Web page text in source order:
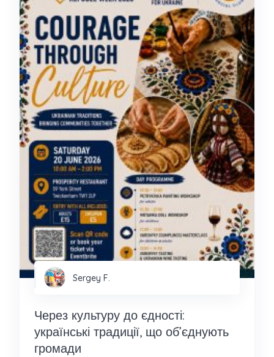
Sergey F.
Через культуру до єдності:
українські традиції, що об’єднують
громади